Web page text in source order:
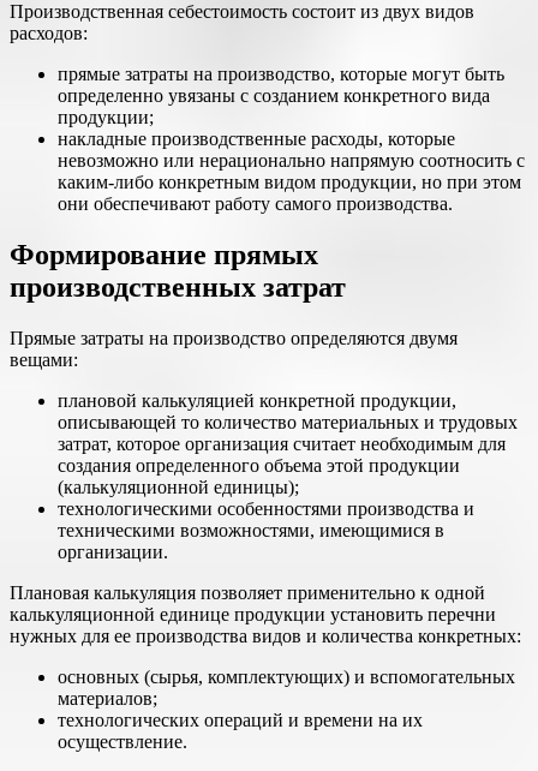
Производственная себестоимость состоит из двух видов
расходов:
прямые затраты на производство, которые могут быть
определенно увязаны с созданием конкретного вида
продукции;
накладные производственные расходы, которые
невозможно или нерационально напрямую соотносить с
каким-либо конкретным видом продукции, но при этом
они обеспечивают работу самого производства.
Формирование прямых
производственных затрат
Прямые затраты на производство определяются двумя
вещами:
плановой калькуляцией конкретной продукции,
описывающей то количество материальных и трудовых
затрат, которое организация считает необходимым для
создания определенного объема этой продукции
(калькуляционной единицы);
технологическими особенностями производства и
техническими возможностями, имеющимися в
организации.
Плановая калькуляция позволяет применительно к одной
калькуляционной единице продукции установить перечни
нужных для ее производства видов и количества конкретных:
основных (сырья, комплектующих) и вспомогательных
материалов;
технологических операций и времени на их
осуществление.